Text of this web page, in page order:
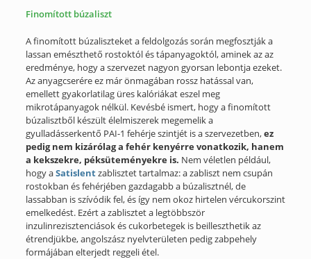
Finomított búzaliszt
A finomított búzaliszteket a feldolgozás során megfosztják a
lassan emészthető rostoktól és tápanyagoktól, aminek az az
eredménye, hogy a szervezet nagyon gyorsan lebontja ezeket.
Az anyagcserére ez már önmagában rossz hatással van,
emellett gyakorlatilag üres kalóriákat eszel meg
mikrotápanyagok nélkül. Kevésbé ismert, hogy a finomított
búzalisztből készült élelmiszerek megemelik a
gyulladásserkentő PAI-1 fehérje szintjét is a szervezetben,ez
pedig nem kizárólag a fehér kenyérre vonatkozik, hanem
a kekszekre, péksüteményekre is. Nem véletlen például,
hogy aSatislentzablisztet tartalmaz: a zabliszt nem csupán
rostokban és fehérjében gazdagabb a búzalisztnél, de
lassabban is szívódik fel, és így nem okoz hirtelen vércukorszint
emelkedést. Ezért a zablisztet a legtöbbször
inzulinrezisztenciások és cukorbetegek is beilleszthetik az
étrendjükbe, angolszász nyelvterületen pedig zabpehely
formájában elterjedt reggeli étel.